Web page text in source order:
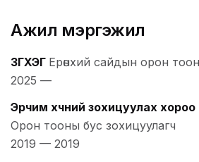
Ажил мэргэжил
ЗГХЭГ Ерөнхий сайдын орон
2025 —
Эрчим хүчний зохицуулах хороо
Орон тооны бус зохицуулагч
2019 — 2019